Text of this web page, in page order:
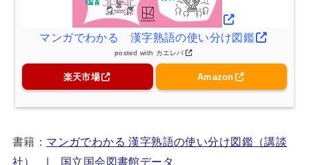
マンガでわかる 漢字熟語の使い分け図鑑
posted with カエレバ
楽天市場 Amazon
書籍： マンガでわかる 漢字熟語の使い分け図鑑（講談
社）
| 国立国会図書館データ